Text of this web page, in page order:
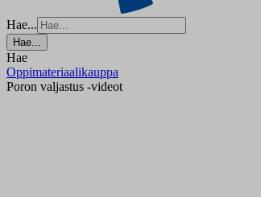
Hae...
Hae...
Hae
Oppimateriaalikauppa
Poron valjastus -videot